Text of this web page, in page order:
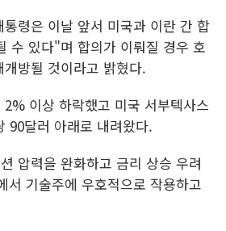
령은 이날 앞서 미국과 이란 간 합
수 있다"며 합의가 이뤄질 경우 호
방될 것이라고 밝혔다.
이상 하락했고 미국 서부텍사스
90달러 아래로 내려왔다.
압력을 완화하고 금리 상승 우려
서 기술주에 우호적으로 작용하고